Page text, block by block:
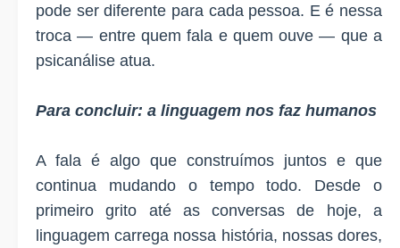
pode ser diferente para cada pessoa. E é nessa
troca — entre quem fala e quem ouve — que a
psicanálise atua.
Para concluir: a linguagem nos faz humanos
A fala é algo que construímos juntos e que
continua mudando o tempo todo. Desde o
primeiro grito até as conversas de hoje, a
linguagem carrega nossa história, nossas dores,